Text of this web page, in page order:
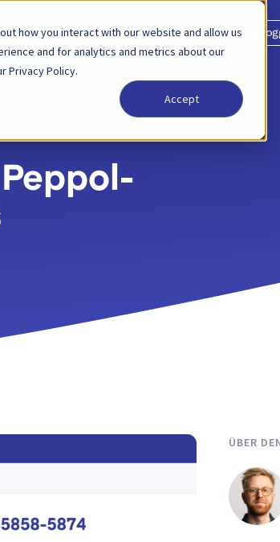
how you interact with our website and allow us
and for analytics and metrics about our
Privacy Policy.
Accept
Preise Unternehmen
ÜBER